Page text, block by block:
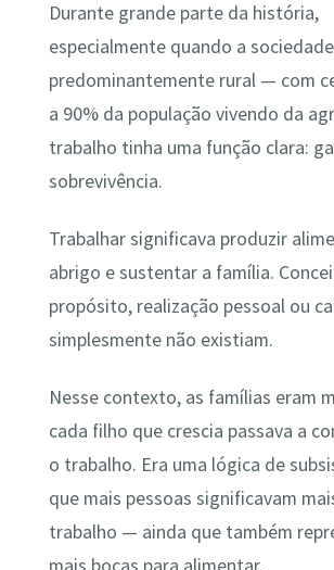
Durante grande parte da história,
especialmente quando a
predominantemente rural — com
a 90% da população vivendo da
trabalho tinha uma função clara:
sobrevivência.
Trabalhar significava produzir
abrigo e sustentar a família.
propósito, realização pessoal ou
simplesmente não existiam.
Nesse contexto, as famílias eram
cada filho que crescia passava a
o trabalho. Era uma lógica de
que mais pessoas significavam
trabalho — ainda que também